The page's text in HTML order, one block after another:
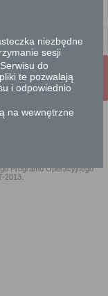
(UM Radom)
Strona Główna
Pełna wersja strony
Programu Operacyjnego
2013.
niezbędne
sesji
do
te pozwalają
i odpowiednio
na wewnętrzne